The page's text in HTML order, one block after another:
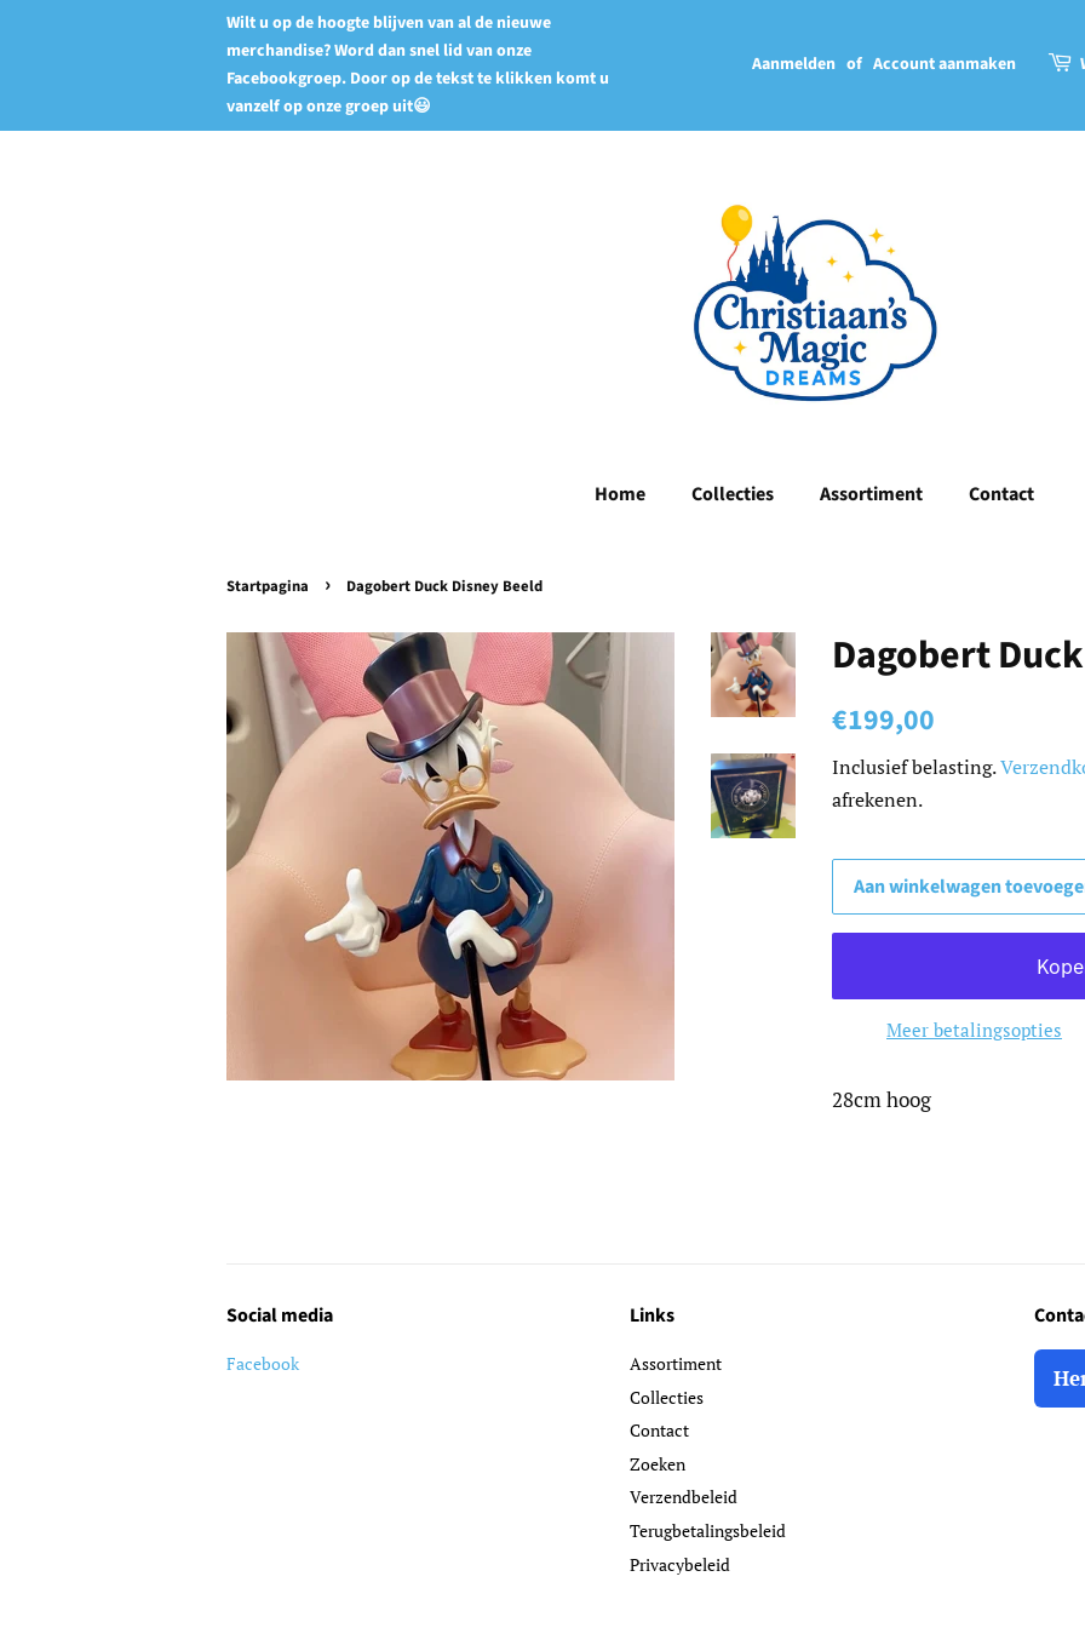
Wilt u op de hoogte blijven van al de nieuwe
merchandise? Word dan snel lid van onze
Facebookgroep. Door op de tekst te klikken komt u
vanzelf op onze groep uit😃
Aanmelden of Account aanmaken
Home Collecties Assortiment Contact
Startpagina › Dagobert Duck Disney Beeld
Dagobert
Normale
€199,00
Inclusief belasting.
afrekenen.
Aan winkelwagen
Meer betalingsopties
28cm hoog
Social media
Facebook
Links
Assortiment
Collecties
Contact
Zoeken
Verzendbeleid
Terugbetalingsbeleid
Privacybeleid